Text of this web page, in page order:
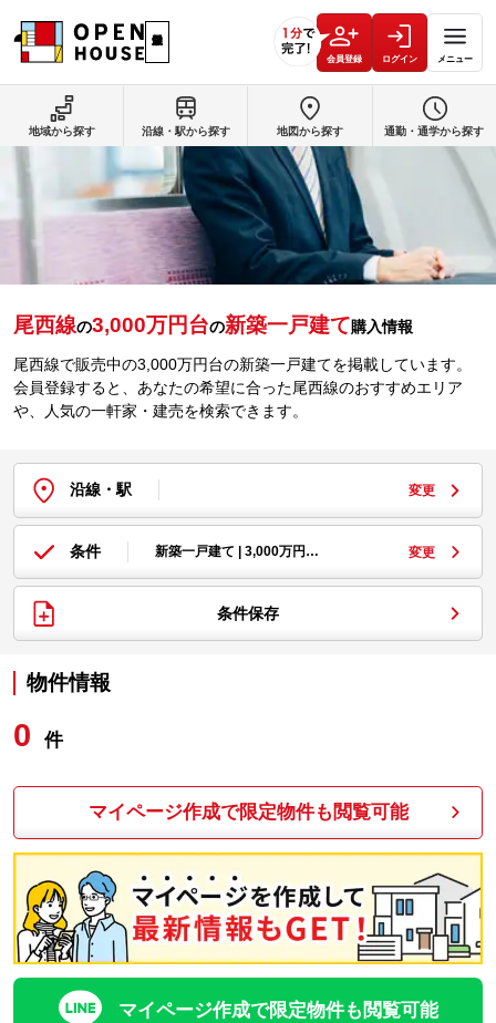
会員登録 ログイン メニュー
尾西線の3,000万円台の新築一戸建て購入情報
尾西線で販売中の3,000万円台の新築一戸建てを掲載しています。
会員登録すると、あなたの希望に合った尾西線のおすすめエリア
や、人気の一軒家・建売を検索できます。
沿線・駅 変更
条件 新築一戸建て | 3,000万円… 変更
条件保存
物件情報
0 件
マイページ作成で限定物件も閲覧可能
マイページ作成で限定物件も閲覧可能
地域から探す 沿線・駅から探す 地図から探す 通勤・通学から探す